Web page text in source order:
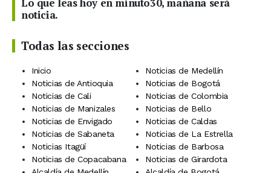
noticia.
Todas las secciones
Inicio
Noticias de Medellín
Noticias de Antioquia
Noticias de Bogotá
Noticias de Cali
Noticias de Colombia
Noticias de Manizales
Noticias de Bello
Noticias de Envigado
Noticias de Caldas
Noticias de Sabaneta
Noticias de La Estrella
Noticias Itagüí
Noticias de Barbosa
Noticias de Copacabana
Noticias de Girardota